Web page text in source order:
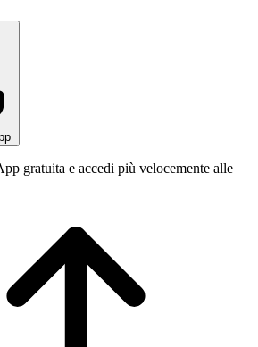
gratuita e accedi più velocemente alle